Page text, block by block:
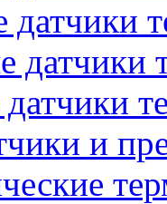
датчики
датчики
и